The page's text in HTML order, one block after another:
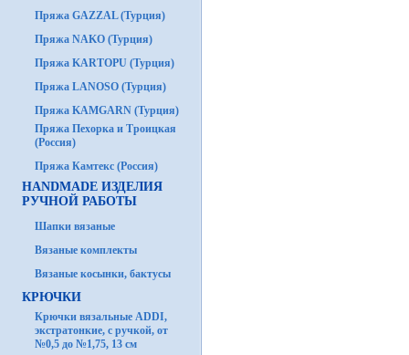
Пряжа GAZZAL (Турция)
Пряжа NAKO (Турция)
Пряжа KARTOPU (Турция)
Пряжа LANOSO (Турция)
Пряжа KAMGARN (Турция)
Пряжа Пехорка и Троицкая
(Россия)
Пряжа Камтекс (Россия)
HANDMADE ИЗДЕЛИЯ
РУЧНОЙ РАБОТЫ
Шапки вязаные
Вязаные комплекты
Вязаные косынки, бактусы
КРЮЧКИ
Крючки вязальные ADDI,
экстратонкие, с ручкой, от
№0,5 до №1,75, 13 см